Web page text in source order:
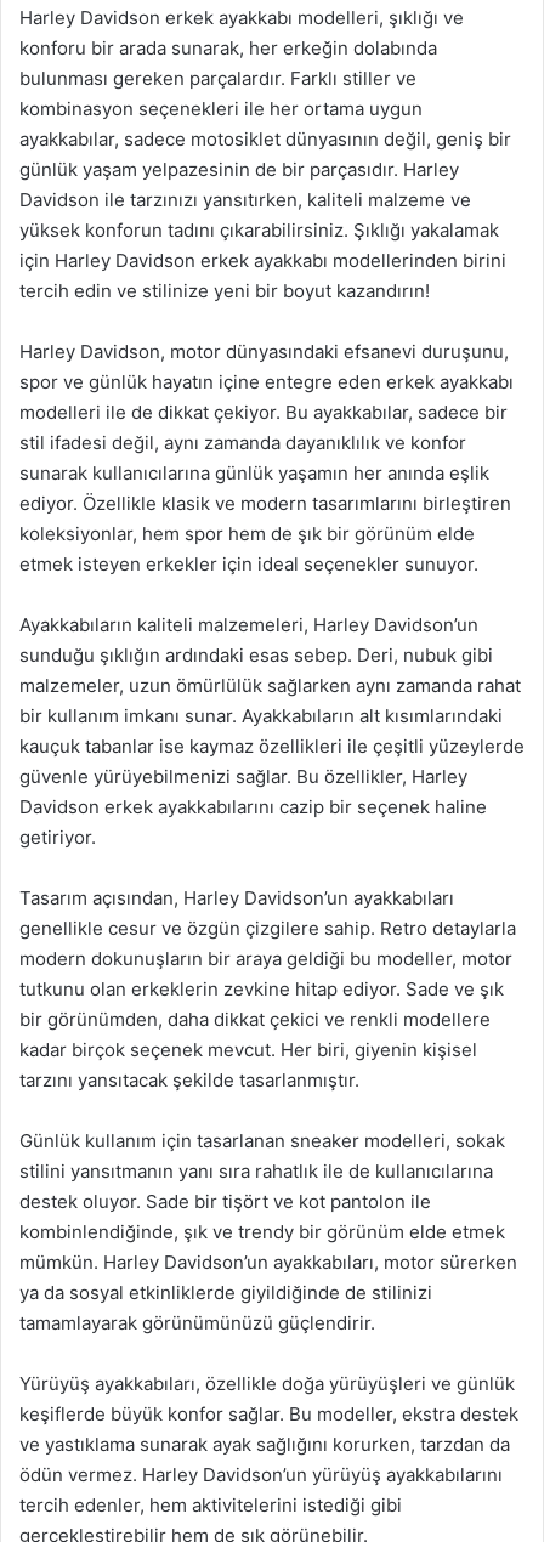
Harley Davidson erkek ayakkabı modelleri, şıklığı ve
konforu bir arada sunarak, her erkeğin dolabında
bulunması gereken parçalardır. Farklı stiller ve
kombinasyon seçenekleri ile her ortama uygun
ayakkabılar, sadece motosiklet dünyasının değil, geniş bir
günlük yaşam yelpazesinin de bir parçasıdır. Harley
Davidson ile tarzınızı yansıtırken, kaliteli malzeme ve
yüksek konforun tadını çıkarabilirsiniz. Şıklığı yakalamak
için Harley Davidson erkek ayakkabı modellerinden birini
tercih edin ve stilinize yeni bir boyut kazandırın!
Harley Davidson, motor dünyasındaki efsanevi duruşunu,
spor ve günlük hayatın içine entegre eden erkek ayakkabı
modelleri ile de dikkat çekiyor. Bu ayakkabılar, sadece bir
stil ifadesi değil, aynı zamanda dayanıklılık ve konfor
sunarak kullanıcılarına günlük yaşamın her anında eşlik
ediyor. Özellikle klasik ve modern tasarımlarını birleştiren
koleksiyonlar, hem spor hem de şık bir görünüm elde
etmek isteyen erkekler için ideal seçenekler sunuyor.
Ayakkabıların kaliteli malzemeleri, Harley Davidson’un
sunduğu şıklığın ardındaki esas sebep. Deri, nubuk gibi
malzemeler, uzun ömürlülük sağlarken aynı zamanda rahat
bir kullanım imkanı sunar. Ayakkabıların alt kısımlarındaki
kauçuk tabanlar ise kaymaz özellikleri ile çeşitli yüzeylerde
güvenle yürüyebilmenizi sağlar. Bu özellikler, Harley
Davidson erkek ayakkabılarını cazip bir seçenek haline
getiriyor.
Tasarım açısından, Harley Davidson’un ayakkabıları
genellikle cesur ve özgün çizgilere sahip. Retro detaylarla
modern dokunuşların bir araya geldiği bu modeller, motor
tutkunu olan erkeklerin zevkine hitap ediyor. Sade ve şık
bir görünümden, daha dikkat çekici ve renkli modellere
kadar birçok seçenek mevcut. Her biri, giyenin kişisel
tarzını yansıtacak şekilde tasarlanmıştır.
Günlük kullanım için tasarlanan sneaker modelleri, sokak
stilini yansıtmanın yanı sıra rahatlık ile de kullanıcılarına
destek oluyor. Sade bir tişört ve kot pantolon ile
kombinlendiğinde, şık ve trendy bir görünüm elde etmek
mümkün. Harley Davidson’un ayakkabıları, motor sürerken
ya da sosyal etkinliklerde giyildiğinde de stilinizi
tamamlayarak görünümünüzü güçlendirir.
Yürüyüş ayakkabıları, özellikle doğa yürüyüşleri ve günlük
keşiflerde büyük konfor sağlar. Bu modeller, ekstra destek
ve yastıklama sunarak ayak sağlığını korurken, tarzdan da
ödün vermez. Harley Davidson’un yürüyüş ayakkabılarını
tercih edenler, hem aktivitelerini istediği gibi
gerçekleştirebilir hem de şık görünebilir.